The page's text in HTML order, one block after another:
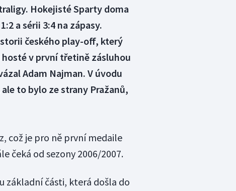
Hokejisté Sparty doma
a sérii 3:4 na zápasy.
českého play-off, který
v první třetině zásluhou
Adam Najman. V úvodu
to bylo ze strany Pražanů,
což je pro ně první medaile
čeká od sezony 2006/2007.
základní části, která došla do